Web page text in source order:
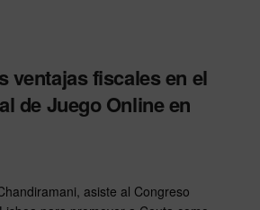
ventajas fiscales en el
de Juego Online en
asiste al Congreso